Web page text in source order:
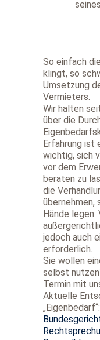
So einfach
klingt, so
Umsetzung
Vermieters.
Wir halten
über die
Erfahrung ist
wichtig, sich
vor dem
beraten zu
die
übernehmen,
Hände legen.
jedoch auch
erforderlich.
Sie wollen
selbst
Termin mit
Aktuelle
„Eigenbedarf“: